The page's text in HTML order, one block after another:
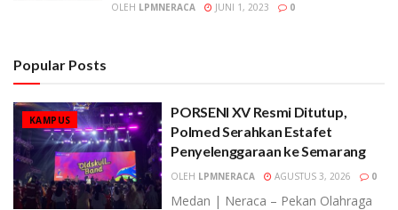
OLEH LPMNERACA JUNI 1, 2023 0
Popular Posts
KAMPUS
PORSENI XV Resmi Ditutup,
Polmed Serahkan Estafet
Penyelenggaraan ke Semarang
OLEH LPMNERACA AGUSTUS 3, 2026 0
Medan | Neraca – Pekan Olahraga